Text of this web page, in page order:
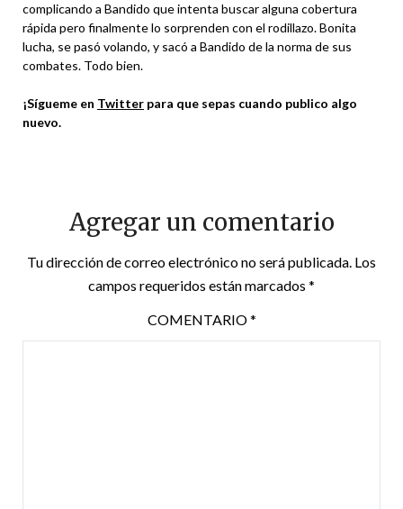
complicando a Bandido que intenta buscar alguna cobertura
rápida pero finalmente lo sorprenden con el rodillazo. Bonita
lucha, se pasó volando, y sacó a Bandido de la norma de sus
combates. Todo bien.
¡Sígueme en Twitter para que sepas cuando publico algo
nuevo.
Agregar un comentario
Tu dirección de correo electrónico no será publicada. Los
campos requeridos están marcados *
COMENTARIO*